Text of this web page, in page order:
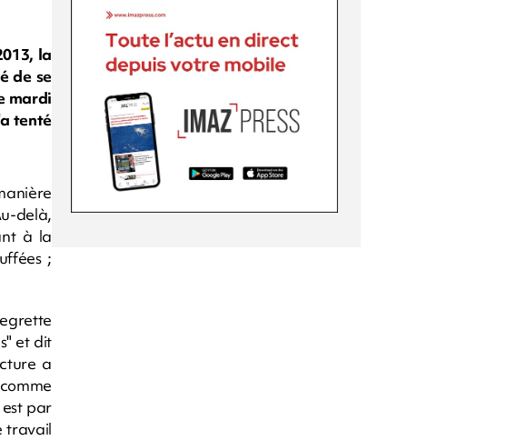
la
de se
mardi
tenté
delà,
à la
;
et dit
a
par
travail